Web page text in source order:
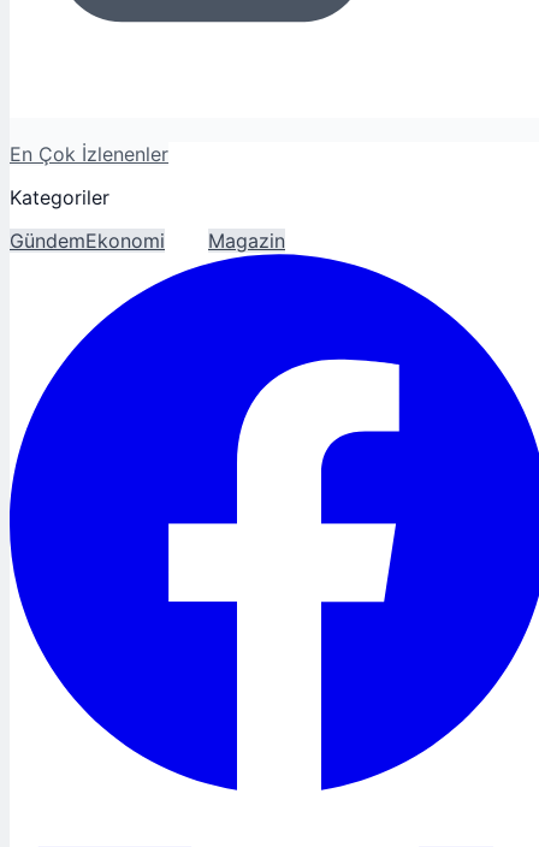
En Çok İzlenenler
Kategoriler
GündemEkonomi Magazin